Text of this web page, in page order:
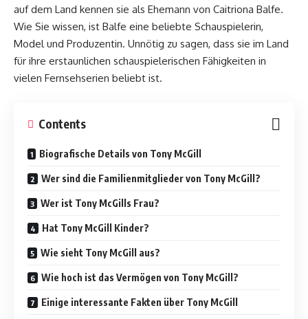
auf dem Land kennen sie als Ehemann von Caitriona Balfe.
Wie Sie wissen, ist Balfe eine beliebte Schauspielerin,
Model und Produzentin. Unnötig zu sagen, dass sie im Land
für ihre erstaunlichen schauspielerischen Fähigkeiten in
vielen Fernsehserien beliebt ist.
Contents
Biografische Details von Tony McGill
Wer sind die Familienmitglieder von Tony McGill?
Wer ist Tony McGills Frau?
Hat Tony McGill Kinder?
Wie sieht Tony McGill aus?
Wie hoch ist das Vermögen von Tony McGill?
Einige interessante Fakten über Tony McGill